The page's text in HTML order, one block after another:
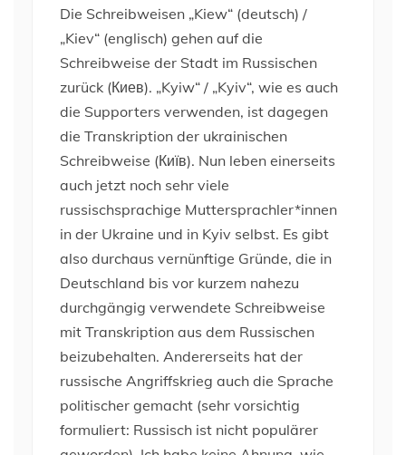
Die Schreibweisen „Kiew“ (deutsch) /
„Kiev“ (englisch) gehen auf die
Schreibweise der Stadt im Russischen
zurück (Киев). „Kyiw“ / „Kyiv“, wie es auch
die Supporters verwenden, ist dagegen
die Transkription der ukrainischen
Schreibweise (Київ). Nun leben einerseits
auch jetzt noch sehr viele
russischsprachige Muttersprachler*innen
in der Ukraine und in Kyiv selbst. Es gibt
also durchaus vernünftige Gründe, die in
Deutschland bis vor kurzem nahezu
durchgängig verwendete Schreibweise
mit Transkription aus dem Russischen
beizubehalten. Andererseits hat der
russische Angriffskrieg auch die Sprache
politischer gemacht (sehr vorsichtig
formuliert: Russisch ist nicht populärer